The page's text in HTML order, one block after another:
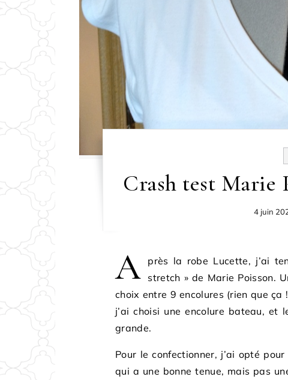
Crash test Marie
4 juin
A
près la robe Lucette, j’ai
stretch » de Marie Poisson.
choix entre 9 encolures (rien que
j’ai choisi une encolure bateau, et
grande.
Pour le confectionner, j’ai opté
qui a une bonne tenue, mais pas